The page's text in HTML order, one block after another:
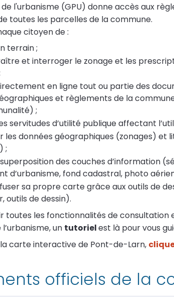
l'urbanisme (GPU) donne accès aux
toutes les parcelles de la commune.
citoyen de :
terrain ;
et interroger le zonage et les
en ligne tout ou partie des
et règlements de la
;
servitudes d’utilité publique affectant
les données géographiques (zonages) et
;
des couches d’information
d’urbanisme, fond cadastral, photo
sa propre carte grâce aux outils de
outils de dessin).
toutes les fonctionnalités de consultation
un tutorielest là pour vous
carte interactive de Pont-de-Larn,
officiels de la